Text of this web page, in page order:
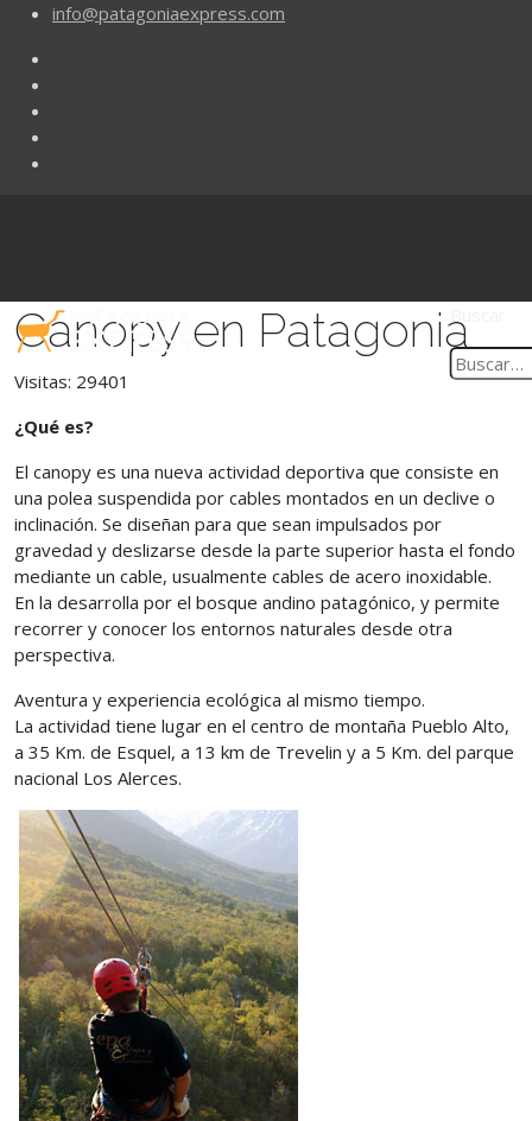
info@patagoniaexpress.com
Canopy en Patagonia
Visitas: 29401
¿Qué es?
El canopy es una nueva actividad deportiva que consiste en
una polea suspendida por cables montados en un declive o
inclinación. Se diseñan para que sean impulsados por
gravedad y deslizarse desde la parte superior hasta el fondo
mediante un cable, usualmente cables de acero inoxidable.
En la desarrolla por el bosque andino patagónico, y permite
recorrer y conocer los entornos naturales desde otra
perspectiva.
Aventura y experiencia ecológica al mismo tiempo.
La actividad tiene lugar en el centro de montaña Pueblo Alto,
a 35 Km. de Esquel, a 13 km de Trevelin y a 5 Km. del parque
nacional Los Alerces.